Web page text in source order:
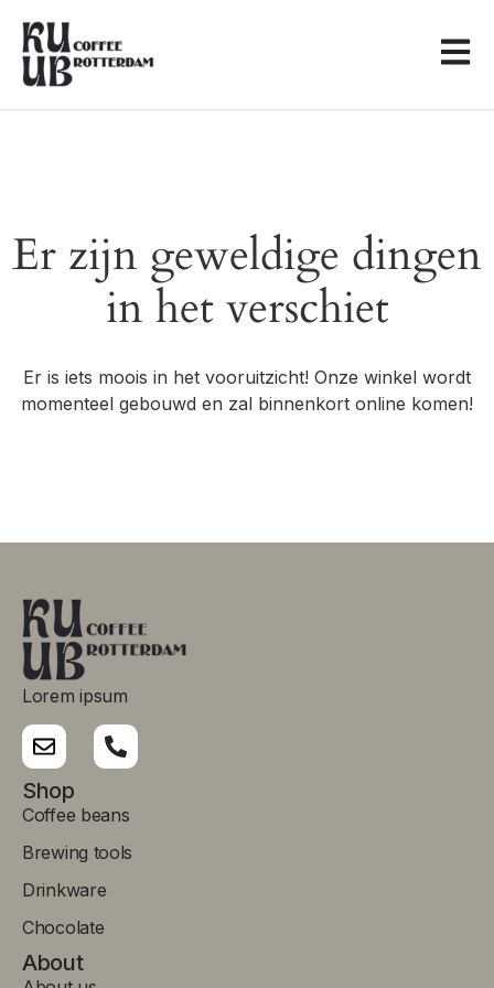
Er zijn geweldige dingen
in het verschiet
Er is iets moois in het vooruitzicht! Onze winkel wordt
momenteel gebouwd en zal binnenkort online komen!
Lorem ipsum
Shop
Coffee beans
Brewing tools
Drinkware
Chocolate
About